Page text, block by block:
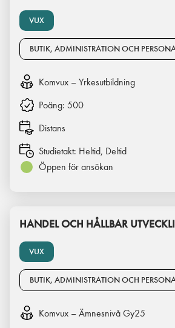
VUX
BUTIK, ADMINISTRATION OCH
Komvux – Yrkesutbildning
Poäng: 500
Distans
Studietakt: Heltid, Deltid
Öppen för ansökan
VUX
HANDEL OCH HÅLLBAR
BUTIK, ADMINISTRATION OCH
Komvux – Ämnesnivå Gy25